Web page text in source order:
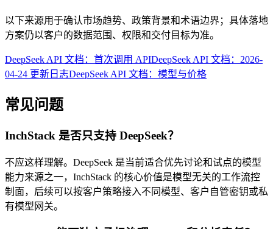
以下来源用于确认市场趋势、政策背景和术语边界；具体落地
方案仍以客户的数据范围、权限和交付目标为准。
DeepSeek API 文档：首次调用 APIDeepSeek API 文档：2026-
04-24 更新日志DeepSeek API 文档：模型与价格
常见问题
InchStack 是否只支持 DeepSeek？
不应这样理解。DeepSeek 是当前适合优先讨论和试点的模型
能力来源之一，InchStack 的核心价值是模型无关的工作流控
制面，后续可以按客户策略接入不同模型、客户自管密钥或私
有模型网关。